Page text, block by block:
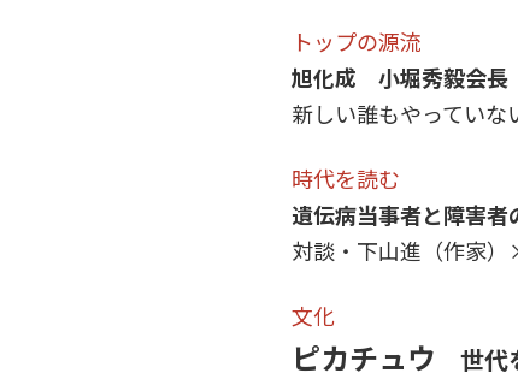
トップの源流
旭化成 小堀秀毅会長
新しい誰もやってい
時代を読む
遺伝病当事者と障害者
対談・下山進（作家）
文化
ピカチュウ 世代